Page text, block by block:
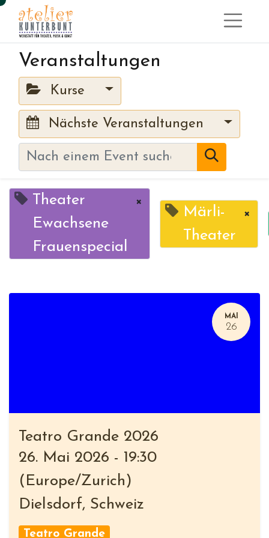
Veranstaltungen
Kurse
Nächste Veranstaltungen
Theater
Ewachsene
Frauenspecial
×
Märli-
Theater
×
MAI
26
Teatro Grande 2026
26. Mai 2026 - 19:30
( Europe/Zurich )
Dielsdorf, Schweiz
Teatro Grande